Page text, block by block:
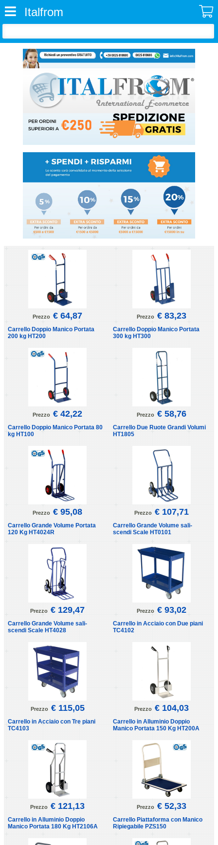
Italfrom
Prezzo € 64,87
Carrello Doppio Manico Portata
200 kg HT200
Prezzo € 83,23
Carrello Doppio Manico Portata
300 kg HT300
Prezzo € 42,22
Carrello Doppio Manico Portata 80
kg HT100
Prezzo € 58,76
Carrello Due Ruote Grandi Volumi
HT1805
Prezzo € 95,08
Carrello Grande Volume Portata
120 Kg HT4024R
Prezzo € 107,71
Carrello Grande Volume sali-
scendi Scale HT0101
Prezzo € 129,47
Carrello Grande Volume sali-
scendi Scale HT4028
Prezzo € 93,02
Carrello in Acciaio con Due piani
TC4102
Prezzo € 115,05
Carrello in Acciaio con Tre piani
TC4103
Prezzo € 104,03
Carrello in Alluminio Doppio
Manico Portata 150 Kg HT200A
Prezzo € 121,13
Carrello in Alluminio Doppio
Manico Portata 180 Kg HT2106A
Prezzo € 52,33
Carrello Piattaforma con Manico
Ripiegabile PZS150